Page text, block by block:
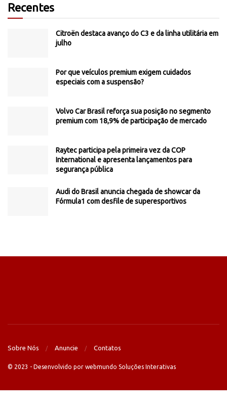
Recentes
Citroën destaca avanço do C3 e da linha utilitária em
julho
Por que veículos premium exigem cuidados
especiais com a suspensão?
Volvo Car Brasil reforça sua posição no segmento
premium com 18,9% de participação de mercado
Raytec participa pela primeira vez da COP
International e apresenta lançamentos para
segurança pública
Audi do Brasil anuncia chegada de showcar da
Fórmula1 com desfile de superesportivos
Sobre Nós Anuncie Contatos
© 2023 - Desenvolvido por webmundo Soluções Interativas